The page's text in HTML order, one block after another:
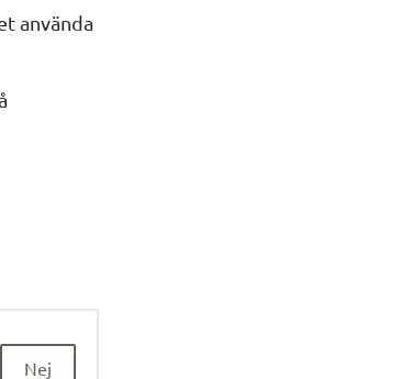
använda
Nej